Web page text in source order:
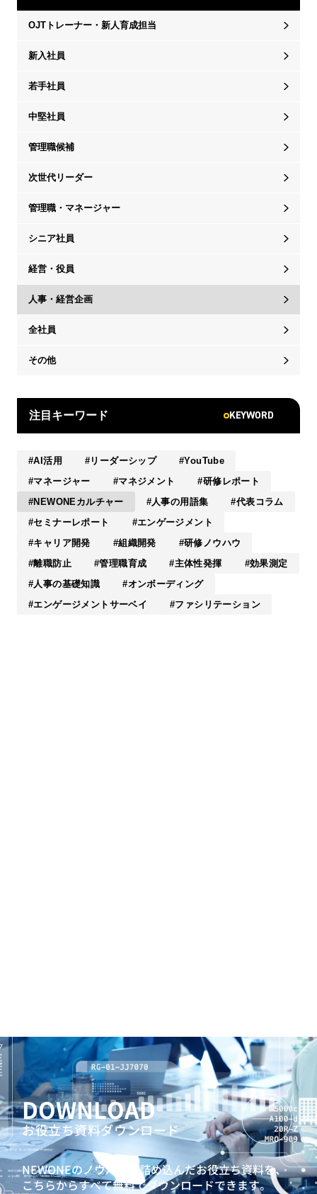
OJTトレーナー・新人育成担当
新入社員
若手社員
中堅社員
管理職候補
次世代リーダー
管理職・マネージャー
シニア社員
経営・役員
人事・経営企画
全社員
その他
注目キーワード KEYWORD
AI活用 リーダーシップ
YouTube
マネージャー
マネジメント
研修レポート
NEWONEカルチャー
人事の用語集
代表コラム
セミナーレポート
エンゲージメント
キャリア開発
組織開発
研修ノウハウ
離職防止
管理職育成 主体性発揮
効果測定
人事の基礎知識
オンボーディング
エンゲージメントサーベイ
ファシリテーション
DOWNLOAD
お役立ち資料ダウンロード
NEWONEのノウハウを詰め込んだお役立ち資料を、
こちらからすべて無料でダウンロードできます。